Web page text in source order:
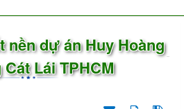
nền dự án Huy Hoàng
Lái TPHCM